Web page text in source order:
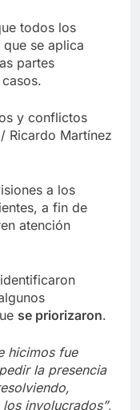
todos los
se aplica
partes
y conflictos
Ricardo Martínez
a los
a fin de
atención
se priorizaron.
hicimos fue
la presencia
involucrados”,